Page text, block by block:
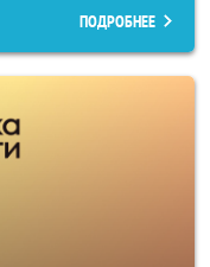
ПОДРОБНЕЕ